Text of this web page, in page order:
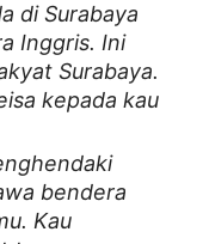
di Surabaya
Inggris. Ini
Surabaya.
kepada kau
bendera
Kau